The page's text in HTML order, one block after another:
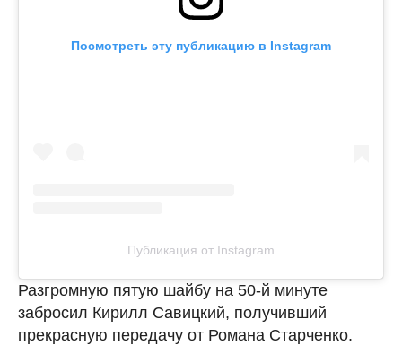
Посмотреть эту публикацию в Instagram
Публикация от Instagram
Разгромную пятую шайбу на 50-й минуте
забросил Кирилл Савицкий, получивший
прекрасную передачу от Романа Старченко.